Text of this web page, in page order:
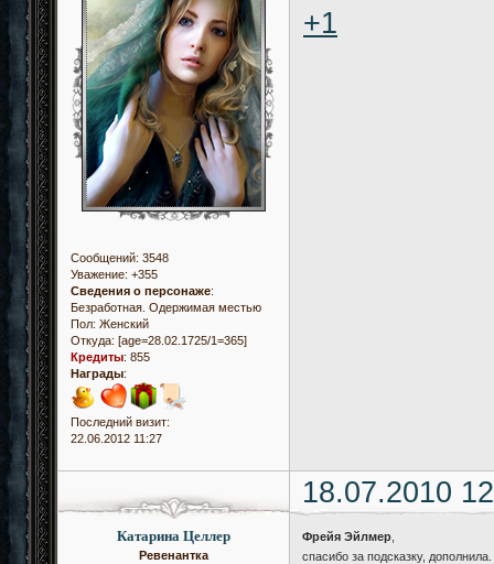
Сообщений: 3548
Уважение: +355
Сведения о персонаже:
Безработная. Одержимая местью
Пол: Женский
Откуда: [age=28.02.1725/1=365]
Кредиты: 855
Награды:
Последний визит:
22.06.2012 11:27
+1
18.07.2010
Катарина Целлер
Ревенантка
Фрейя Эйлмер
спасибо за подсказку,